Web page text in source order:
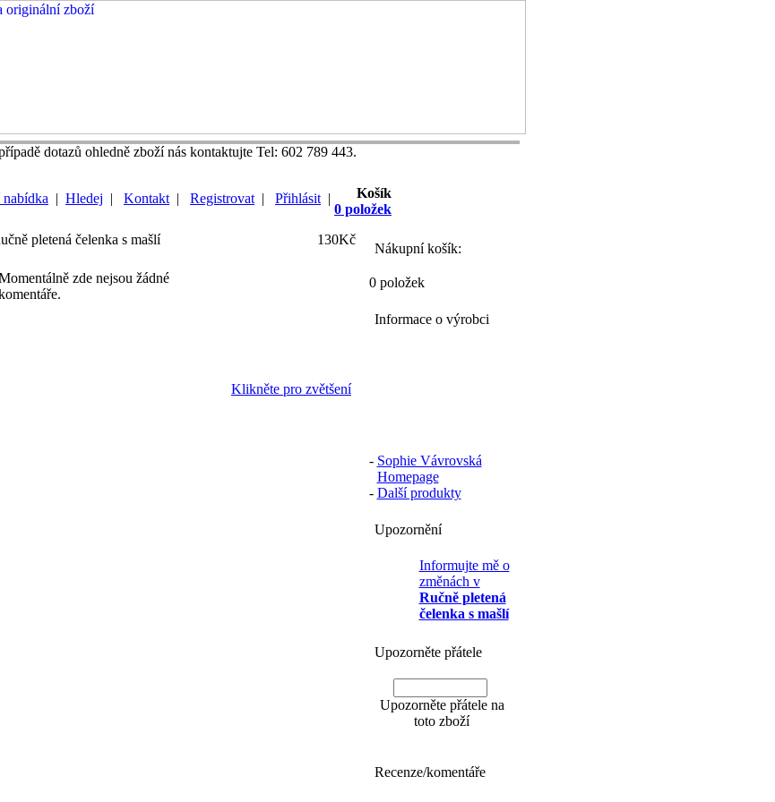
dotazů ohledně zboží nás kontaktujte Tel: 602 789 443.
nabídka | Hledej | Kontakt | Registrovat | Přihlásit |
Košík
0 položek
pletená čelenka s mašlí 130Kč
zde nejsou žádné
Klikněte pro zvětšení
Nákupní košík:
0 položek
Informace o výrobci
- Sophie Vávrovská
Homepage
- Další produkty
Upozornění
Informujte mě o
změnách v
Ručně pletená
čelenka s mašlí
Upozorněte přátele
Upozorněte přátele na
toto zboží
Recenze/komentáře